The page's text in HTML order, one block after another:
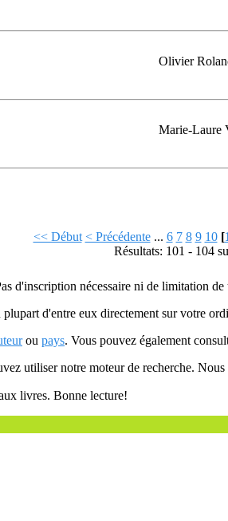
Olivier
Marie-Laure
<< Début < Précédente ... 6 7 8 9 10 [
Résultats: 101 - 104
d'inscription nécessaire ni de limitation de
d'entre eux directement sur votre
ou pays. Vous pouvez également
utiliser notre moteur de recherche. Nous
livres. Bonne lecture!